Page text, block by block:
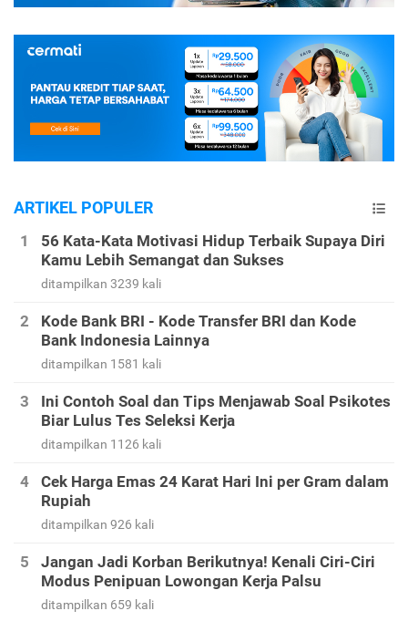
ARTIKEL POPULER
56 Kata-Kata Motivasi Hidup Terbaik Supaya Diri
Kamu Lebih Semangat dan Sukses
ditampilkan 3239 kali
Kode Bank BRI - Kode Transfer BRI dan Kode
Bank Indonesia Lainnya
ditampilkan 1581 kali
Ini Contoh Soal dan Tips Menjawab Soal Psikotes
Biar Lulus Tes Seleksi Kerja
ditampilkan 1126 kali
Cek Harga Emas 24 Karat Hari Ini per Gram dalam
Rupiah
ditampilkan 926 kali
Jangan Jadi Korban Berikutnya! Kenali Ciri-Ciri
Modus Penipuan Lowongan Kerja Palsu
ditampilkan 659 kali